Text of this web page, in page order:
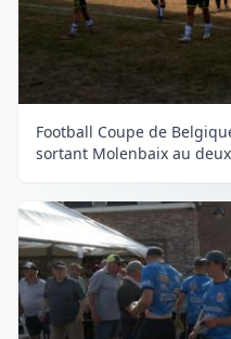
Football Coupe de
sortant Molenbaix au